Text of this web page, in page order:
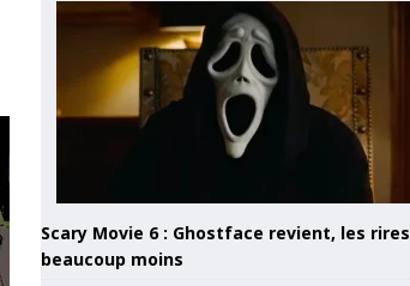
Scary Movie 6 : Ghostface revient, les rires
beaucoup moins